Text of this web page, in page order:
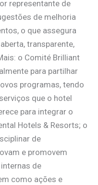
representante de
de melhoria
o que assegura
transparente,
o Comité Brilliant
para partilhar
programas, tendo
que o hotel
para integrar o
Hotels & Resorts; o
de
e promovem
de
como ações e